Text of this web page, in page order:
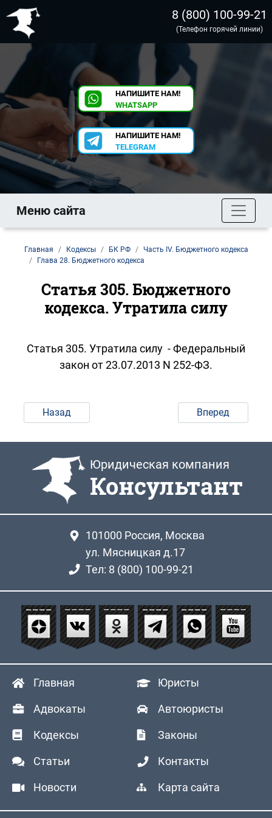
8 (800) 100-99-21
(Телефон горячей линии)
НАПИШИТЕ НАМ!
WHATSAPP
НАПИШИТЕ НАМ!
TELEGRAM
Меню сайта
Главная Кодексы БК РФ
Часть IV. Бюджетного кодекса
Глава 28. Бюджетного кодекса
Статья 305. Бюджетного
кодекса. Утратила силу
Статья 305. Утратила силу - Федеральный
закон от 23.07.2013 N 252-ФЗ.
Назад Вперед
Юридическая компания
Консультант
101000 Россия, Москва
ул. Мясницкая д.17
Тел: 8 (800) 100-99-21
Главная Юристы
Адвокаты Автоюристы
Кодексы Законы
Статьи Контакты
Новости Карта сайта